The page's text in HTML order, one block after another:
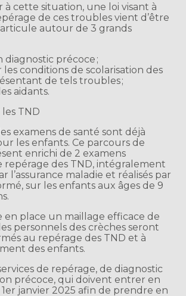
à cette situation, une loi visant à
de ces troubles vient d’être
autour de 3 grands
diagnostic précoce ;
les conditions de scolarisation des
de tels troubles ;
aidants.
TND
examens de santé sont déjà
les enfants. Ce parcours de
enrichi de 2 examens
repérage des TND, intégralement
l’assurance maladie et réalisés par
sur les enfants aux âges de 9
place un maillage efficace de
personnels des crèches seront
au repérage des TND et à
des enfants.
de repérage, de diagnostic
précoce, qui doivent entrer en
janvier 2025 afin de prendre en